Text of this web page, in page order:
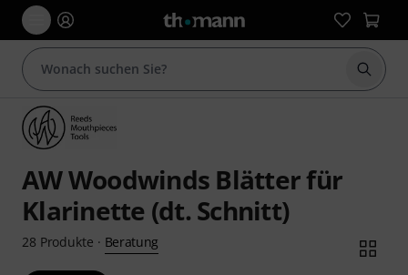
Suche
AW Woodwinds Blätter für
Klarinette (dt. Schnitt)
28 Produkte · Beratung